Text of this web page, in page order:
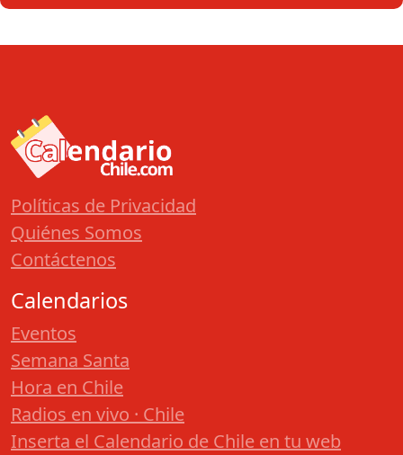
Políticas de Privacidad
Quiénes Somos
Contáctenos
Calendarios
Eventos
Semana Santa
Hora en Chile
Radios en vivo · Chile
Inserta el Calendario de Chile en tu web